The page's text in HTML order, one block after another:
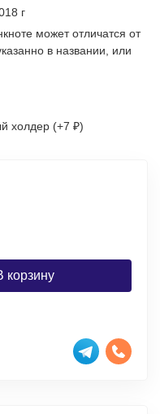
г
может отличатся от
в названии, или
холдер (+7 ₽)
корзину